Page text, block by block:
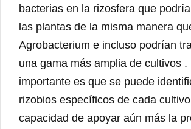
bacterias en la rizosfera que
las plantas de la misma manera
Agrobacterium e incluso podrían
una gama más amplia de cultivos .
importante es que se puede
rizobios específicos de cada
capacidad de apoyar aún más la